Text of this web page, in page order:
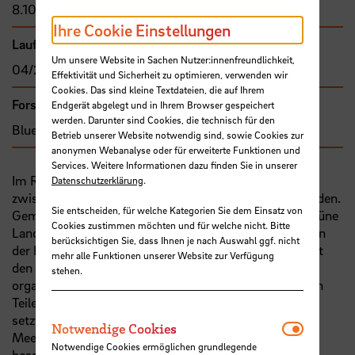
8.107,00 €
Laufzeit
04/2023 - 03/2025
Forschungs- und Transfercluster
Blue Sciences
Im Rahmen der Nachhaltigkeitsdebatte wird häufig
zwischen „blue spaces" und „green spaces" unterschieden.
Gemeint sind damit Wasserlebensräume (blue) und grüne
Landlebensräume (green). Das Cluster Blue Sciences an
der Hochschule Bremen (
HSB) ist natürlicherweise mit
den Wasserlebensräumen verbunden und die darin
organisierten Forschenden beschäftigen sich zu großen
Teilen mit der „Blue Economy“. Dieses Forschungsfeld
setzt sich mit der nachhaltigen Nutzung der
Meeresressourcen für wirtschaftliches Wachstum,
Ihre Cookie Einstellungen
Um unsere Website in Sachen Nutzer:innenfreundlichkeit,
Effektivität und Sicherheit zu optimieren, verwenden wir
Cookies. Das sind kleine Textdateien, die auf Ihrem
Endgerät abgelegt und in Ihrem Browser gespeichert
werden. Darunter sind Cookies, die technisch für den
Betrieb unserer Website notwendig sind, sowie Cookies zur
anonymen Webanalyse oder für erweiterte Funktionen und
Services. Weitere Informationen dazu finden Sie in unserer
Datenschutzerklärung.
Sie entscheiden, für welche Kategorien Sie dem Einsatz von
Cookies zustimmen möchten und für welche nicht. Bitte
berücksichtigen Sie, dass Ihnen je nach Auswahl ggf. nicht
mehr alle Funktionen unserer Website zur Verfügung
stehen.
Notwendige Cookies
Notwendige Cookies ermöglichen grundlegende